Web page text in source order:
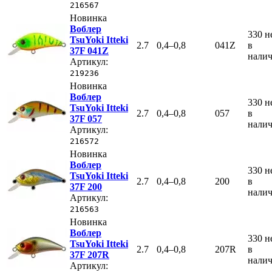
216567
Новинка
Воблер
TsuYoki Itteki
37F 041Z
Артикул:
219236
2.7 0,4–0,8 041Z
330
в
Новинка
Воблер
TsuYoki Itteki
37F 057
Артикул:
216572
2.7 0,4–0,8 057
330
в
Новинка
Воблер
TsuYoki Itteki
37F 200
Артикул:
216563
2.7 0,4–0,8 200
330
в
Новинка
Воблер
TsuYoki Itteki
37F 207R
Артикул:
2.7 0,4–0,8 207R
330
в